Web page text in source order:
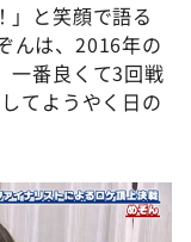
」と笑顔で語る
んは、2016年の
一番良くて3回戦
てようやく日の